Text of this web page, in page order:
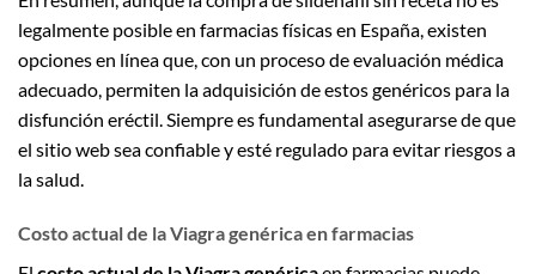
legalmente posible en farmacias físicas en España, existen
opciones en línea que, con un proceso de evaluación médica
adecuado, permiten la adquisición de estos genéricos para la
disfunción eréctil. Siempre es fundamental asegurarse de que
el sitio web sea confiable y esté regulado para evitar riesgos a
la salud.
Costo actual de la Viagra genérica en farmacias